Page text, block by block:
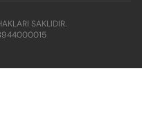
SAKLIDIR.